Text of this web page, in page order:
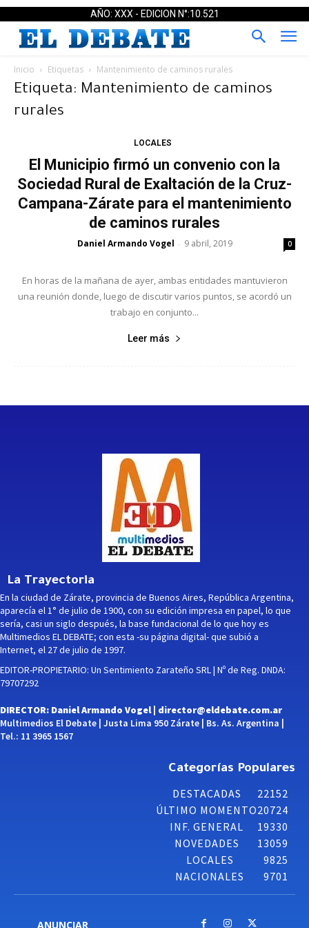
AÑO: XXX - EDICION N°:10.521
Inicio Etiquetas Mantenimiento de caminos rurales
Etiqueta: Mantenimiento de caminos
rurales
LOCALES
El Municipio firmó un convenio con la
Sociedad Rural de Exaltación de la Cruz-
Campana-Zárate para el mantenimiento
de caminos rurales
Daniel Armando Vogel - 9 abril, 2019 0
En horas de la mañana de ayer, ambas entidades mantuvieron
una reunión donde, luego de discutir varios puntos, se acordó un
trabajo en conjunto...
Leer más
La Trayectoria
En la ciudad de Zárate, provincia de Buenos Aires, República Argentina,
aparecía el 1° de julio de 1900, con su edición impresa en papel, lo que
sería, casi un siglo después, la base fundacional de lo que hoy es
Multimedios EL DEBATE; con esta -su página digital- que subió a
Internet, el 27 de julio de 1997.
EDITOR-PROPIETARIO: Un Sentimiento Zarateño SRL | Nº de Reg. DNDA:
79707292
DIRECTOR: Daniel Armando Vogel | director@eldebate.com.ar
Multimedios El Debate | Justa Lima 950 Zárate | Bs. As. Argentina |
Tel.: 11 3965 1567
Categorías Populares
DESTACADAS
22152
ÚLTIMO MOMENTO20724
INF. GENERAL
19330
NOVEDADES
13059
LOCALES
9825
NACIONALES
9701
ANUNCIAR